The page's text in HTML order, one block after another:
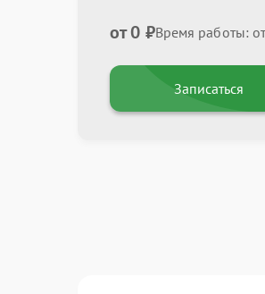
от 0 ₽Время работы:
Записаться